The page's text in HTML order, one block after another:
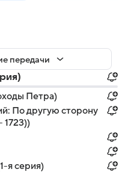
передачи
Петра)
По другую сторону
1723))
я серия)